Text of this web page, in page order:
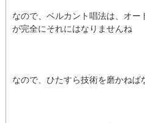
なので、ベルカント唱法は、オ
が完全にそれにはなりませんね
なので、ひたすら技術を磨かねば